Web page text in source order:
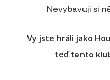
Nevybavuji si
Vy jste hráli jako
teďtento